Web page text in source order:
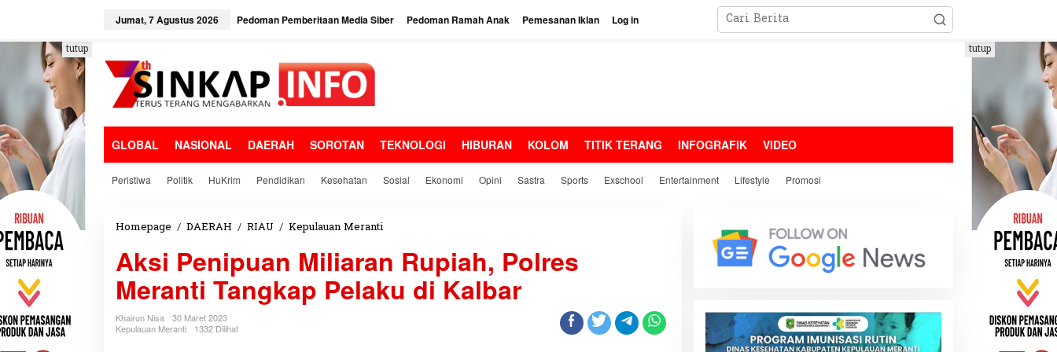
e
k
o
n
t
e
n
Jumat, 7 Agustus 2026 Pedoman Pemberitaan Media Siber Pedoman Ramah Anak Pemesanan Iklan Log in
GLOBAL NASIONAL DAERAH SOROTAN TEKNOLOGI HIBURAN KOLOM TITIK TERANG INFOGRAFIK VIDEO
Peristiwa Politik HuKrim Pendidikan Kesehatan Sosial Ekonomi Opini Sastra Sports Exschool Entertainment Lifestyle Promosi
tutup tutup
Homepage / DAERAH / RIAU / Kepulauan Meranti
s
i
P
e
Aksi Penipuan Miliaran Rupiah, Polres
Meranti Tangkap Pelaku di Kalbar
Khairun Nisa
30 Maret 2023
Kepulauan Meranti
1332 Dilihat